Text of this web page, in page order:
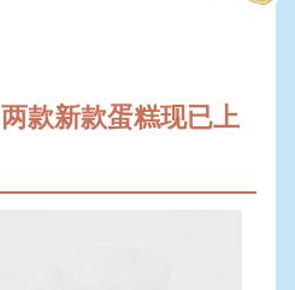
两款新款蛋糕现已上